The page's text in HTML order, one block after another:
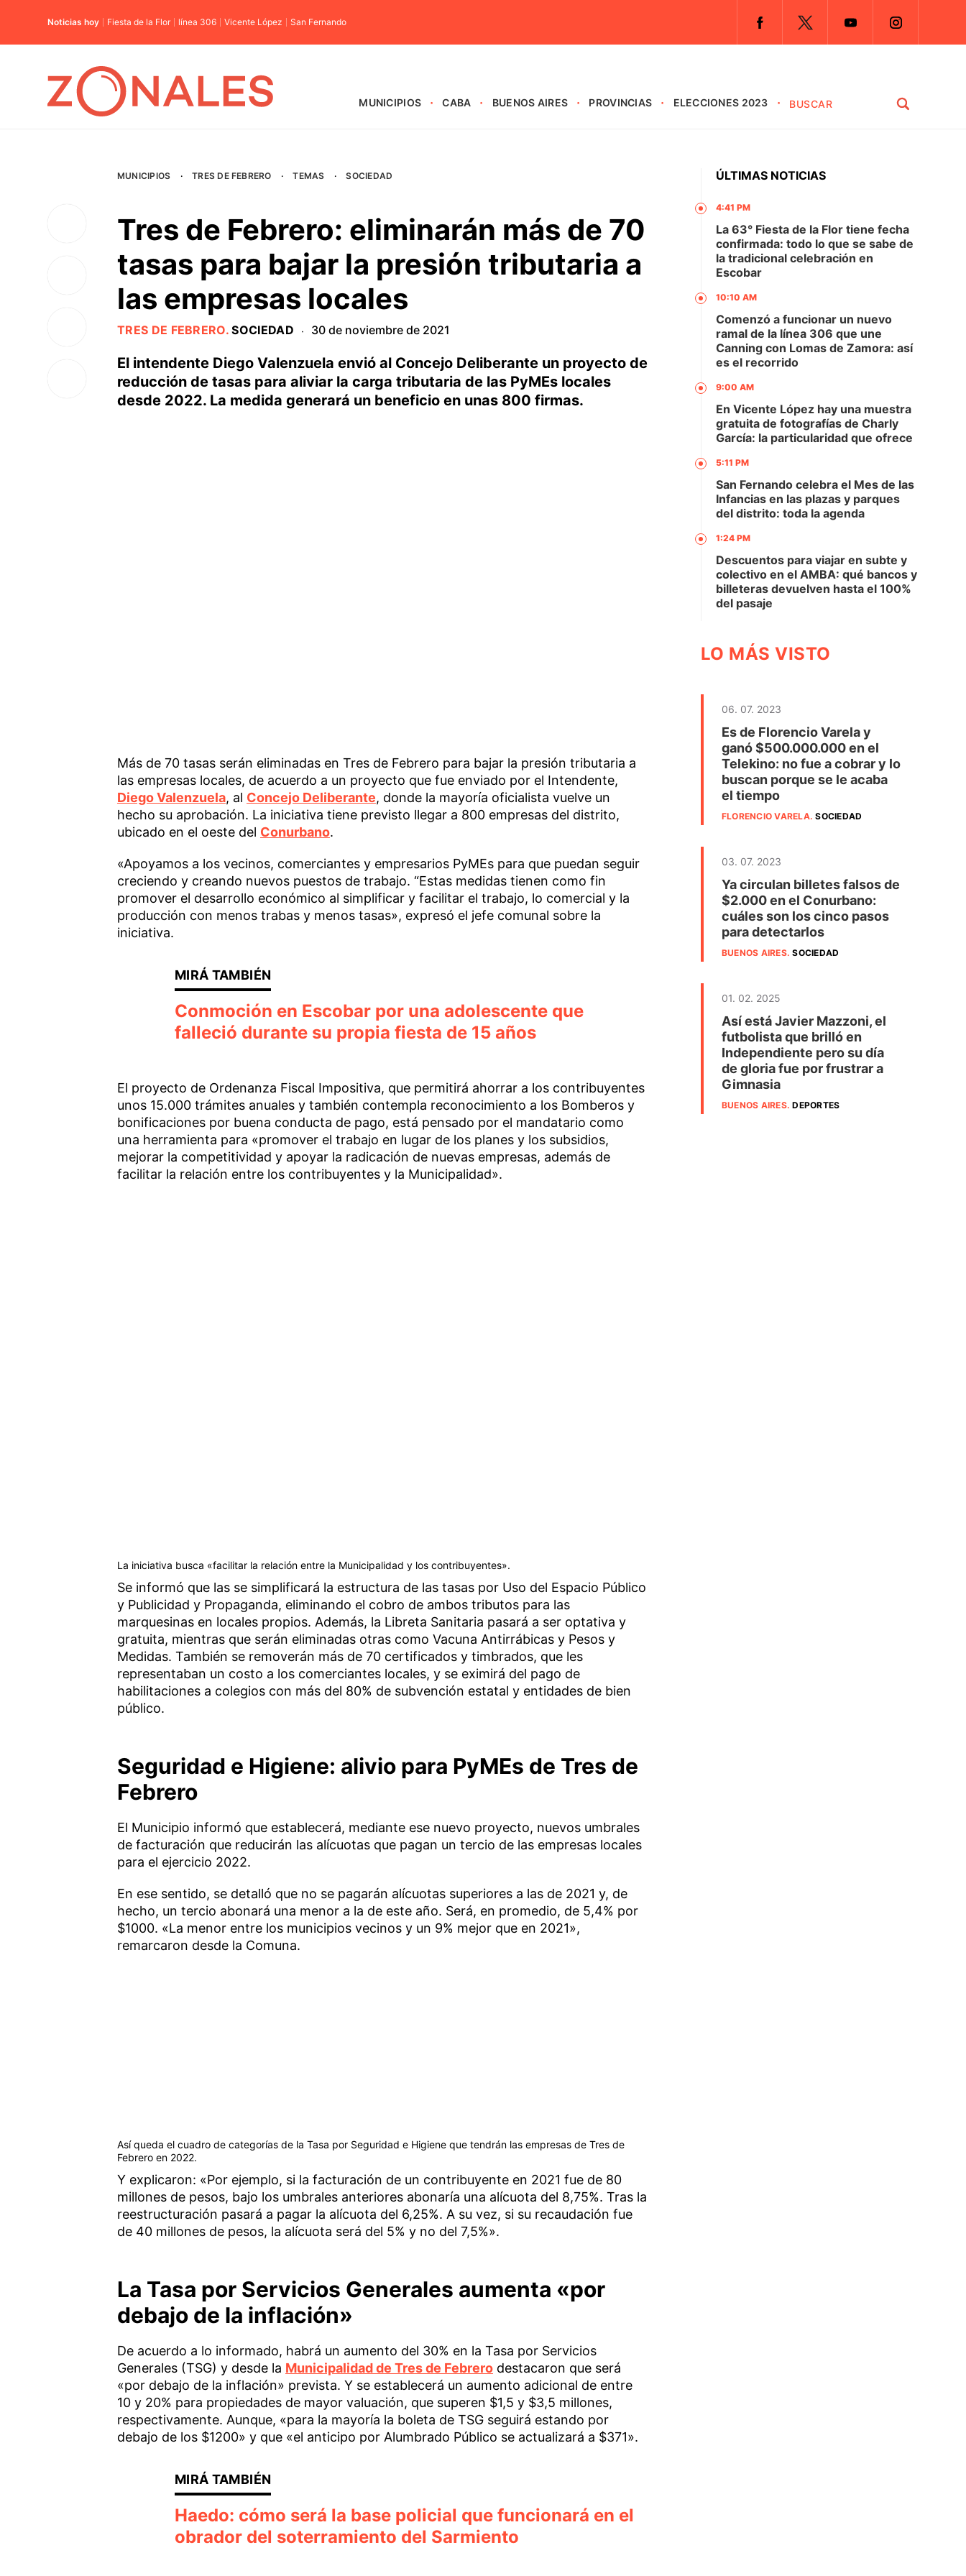
Noticias hoy Fiesta de la Flor línea 306 Vicente López San Fernando
MUNICIPIOS CABA BUENOS AIRES PROVINCIAS ELECCIONES 2023
MUNICIPIOS · TRES DE FEBRERO · TEMAS · SOCIEDAD
Tres de Febrero: eliminarán más de 70
tasas para bajar la presión tributaria a
las empresas locales
TRES DE FEBRERO.SOCIEDAD · 30 de noviembre de 2021
El intendente Diego Valenzuela envió al Concejo Deliberante un proyecto de
reducción de tasas para aliviar la carga tributaria de las PyMEs locales
desde 2022. La medida generará un beneficio en unas 800 firmas.
Más de 70 tasas serán eliminadas en Tres de Febrero para bajar la presión tributaria a
las empresas locales, de acuerdo a un proyecto que fue enviado por el Intendente,
Diego Valenzuela, al Concejo Deliberante, donde la mayoría oficialista vuelve un
hecho su aprobación. La iniciativa tiene previsto llegar a 800 empresas del distrito,
ubicado en el oeste del Conurbano.
«Apoyamos a los vecinos, comerciantes y empresarios PyMEs para que puedan seguir
creciendo y creando nuevos puestos de trabajo. “Estas medidas tienen como fin
promover el desarrollo económico al simplificar y facilitar el trabajo, lo comercial y la
producción con menos trabas y menos tasas», expresó el jefe comunal sobre la
iniciativa.
Conmoción en Escobar por una adolescente que
falleció durante su propia fiesta de 15 años
El proyecto de Ordenanza Fiscal Impositiva, que permitirá ahorrar a los contribuyentes
unos 15.000 trámites anuales y también contempla reconocimiento a los Bomberos y
bonificaciones por buena conducta de pago, está pensado por el mandatario como
una herramienta para «promover el trabajo en lugar de los planes y los subsidios,
mejorar la competitividad y apoyar la radicación de nuevas empresas, además de
facilitar la relación entre los contribuyentes y la Municipalidad».
La iniciativa busca «facilitar la relación entre la Municipalidad y los contribuyentes».
Se informó que las se simplificará la estructura de las tasas por Uso del Espacio Público
y Publicidad y Propaganda, eliminando el cobro de ambos tributos para las
marquesinas en locales propios. Además, la Libreta Sanitaria pasará a ser optativa y
gratuita, mientras que serán eliminadas otras como Vacuna Antirrábicas y Pesos y
Medidas. También se removerán más de 70 certificados y timbrados, que les
representaban un costo a los comerciantes locales, y se eximirá del pago de
habilitaciones a colegios con más del 80% de subvención estatal y entidades de bien
público.
Seguridad e Higiene: alivio para PyMEs de Tres de
Febrero
El Municipio informó que establecerá, mediante ese nuevo proyecto, nuevos umbrales
de facturación que reducirán las alícuotas que pagan un tercio de las empresas locales
para el ejercicio 2022.
En ese sentido, se detalló que no se pagarán alícuotas superiores a las de 2021 y, de
hecho, un tercio abonará una menor a la de este año. Será, en promedio, de 5,4% por
$1000. «La menor entre los municipios vecinos y un 9% mejor que en 2021»,
remarcaron desde la Comuna.
Así queda el cuadro de categorías de la Tasa por Seguridad e Higiene que tendrán las empresas de Tres de
Febrero en 2022.
Y explicaron: «Por ejemplo, si la facturación de un contribuyente en 2021 fue de 80
millones de pesos, bajo los umbrales anteriores abonaría una alícuota del 8,75%. Tras la
reestructuración pasará a pagar la alícuota del 6,25%. A su vez, si su recaudación fue
de 40 millones de pesos, la alícuota será del 5% y no del 7,5%».
La Tasa por Servicios Generales aumenta «por
debajo de la inflación»
De acuerdo a lo informado, habrá un aumento del 30% en la Tasa por Servicios
Generales (TSG) y desde la Municipalidad de Tres de Febrerodestacaron que será
«por debajo de la inflación» prevista. Y se establecerá un aumento adicional de entre
10 y 20% para propiedades de mayor valuación, que superen $1,5 y $3,5 millones,
respectivamente. Aunque, «para la mayoría la boleta de TSG seguirá estando por
debajo de los $1200» y que «el anticipo por Alumbrado Público se actualizará a $371».
Haedo: cómo será la base policial que funcionará en el
obrador del soterramiento del Sarmiento
ÚLTIMAS NOTICIAS
4:41 PM
La 63° Fiesta de la Flor tiene fecha
confirmada: todo lo que se sabe de
la tradicional celebración en
Escobar
10:10 AM
Comenzó a funcionar un nuevo
ramal de la línea 306 que une
Canning con Lomas de Zamora: así
es el recorrido
9:00 AM
En Vicente López hay una muestra
gratuita de fotografías de Charly
García: la particularidad que ofrece
5:11 PM
San Fernando celebra el Mes de las
Infancias en las plazas y parques
del distrito: toda la agenda
1:24 PM
Descuentos para viajar en subte y
colectivo en el AMBA: qué bancos y
billeteras devuelven hasta el 100%
del pasaje
LO MÁS VISTO
06. 07. 2023
Es de Florencio Varela y
ganó $500.000.000 en el
Telekino: no fue a cobrar y lo
buscan porque se le acaba
el tiempo
FLORENCIO VARELA.SOCIEDAD
03. 07. 2023
Ya circulan billetes falsos de
$2.000 en el Conurbano:
cuáles son los cinco pasos
para detectarlos
BUENOS AIRES.SOCIEDAD
01. 02. 2025
Así está Javier Mazzoni, el
futbolista que brilló en
Independiente pero su día
de gloria fue por frustrar a
Gimnasia
BUENOS AIRES.DEPORTES